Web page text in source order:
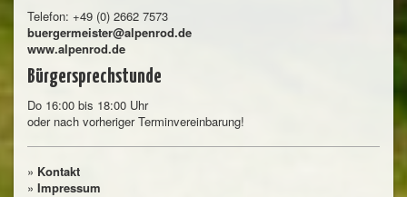
Telefon: +49 (0) 2662 7573
buergermeister@alpenrod.de
www.alpenrod.de
Bürgersprechstunde
Do 16:00 bis 18:00 Uhr
oder nach vorheriger Terminvereinbarung!
» Kontakt
» Impressum